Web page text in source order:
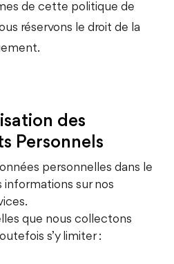
de cette politique de
réservons le droit de la
des
Personnels
personnelles dans le
informations sur nos
que nous collectons
s’y limiter :